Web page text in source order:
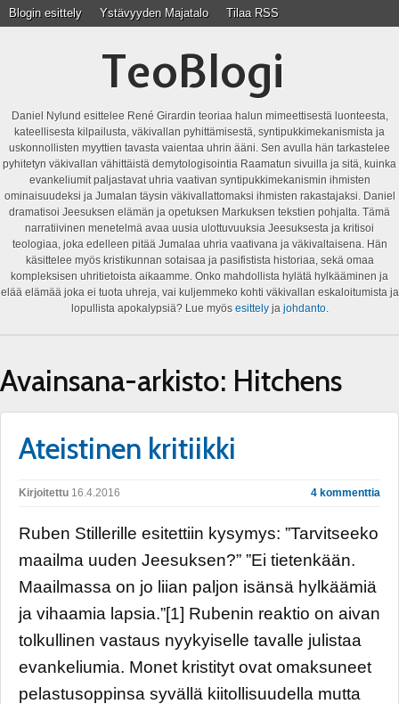
Blogin esittely Ystävyyden Majatalo Tilaa RSS
TeoBlogi
Daniel Nylund esittelee René Girardin teoriaa halun mimeettisestä luonteesta,
kateellisesta kilpailusta, väkivallan pyhittämisestä, syntipukkimekanismista ja
uskonnollisten myyttien tavasta vaientaa uhrin ääni. Sen avulla hän tarkastelee
pyhitetyn väkivallan vähittäistä demytologisointia Raamatun sivuilla ja sitä, kuinka
evankeliumit paljastavat uhria vaativan syntipukkimekanismin ihmisten
ominaisuudeksi ja Jumalan täysin väkivallattomaksi ihmisten rakastajaksi. Daniel
dramatisoi Jeesuksen elämän ja opetuksen Markuksen tekstien pohjalta. Tämä
narratiivinen menetelmä avaa uusia ulottuvuuksia Jeesuksesta ja kritisoi
teologiaa, joka edelleen pitää Jumalaa uhria vaativana ja väkivaltaisena. Hän
käsittelee myös kristikunnan sotaisaa ja pasifistista historiaa, sekä omaa
kompleksisen uhritietoista aikaamme. Onko mahdollista hylätä hylkääminen ja
elää elämää joka ei tuota uhreja, vai kuljemmeko kohti väkivallan eskaloitumista ja
lopullista apokalypsiä? Lue myös esittelyja johdanto.
Avainsana-arkisto: Hitchens
Ateistinen kritiikki
Kirjoitettu 16.4.2016 4 kommenttia
Ruben Stillerille esitettiin kysymys: ”Tarvitseeko
maailma uuden Jeesuksen?” ”Ei tietenkään.
Maailmassa on jo liian paljon isänsä hylkäämiä
ja vihaamia lapsia.”[1] Rubenin reaktio on aivan
tolkullinen vastaus nyykyiselle tavalle julistaa
evankeliumia. Monet kristityt ovat omaksuneet
pelastusoppinsa syvällä kiitollisuudella mutta